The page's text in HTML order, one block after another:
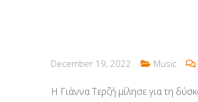
December 19, 2022 Music
Η Γιάννα Τερζή μίλησε για τη